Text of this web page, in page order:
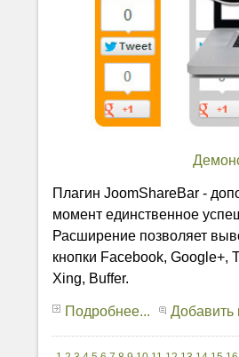
Плагин JoomShareBar -
момент единственное
Расширение позволяет
кнопки Facebook, Google+,
Xing, Buffer.
Подробнее... Добавить